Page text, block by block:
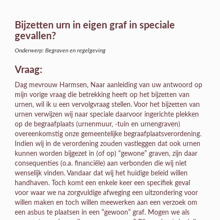
Bijzetten urn in eigen graf in speciale
gevallen?
Onderwerp: Begraven en regelgeving
Vraag:
Dag mevrouw Harmsen, Naar aanleiding van uw antwoord op
mijn vorige vraag die betrekking heeft op het bijzetten van
urnen, wil ik u een vervolgvraag stellen. Voor het bijzetten van
urnen verwijzen wij naar speciale daarvoor ingerichte plekken
op de begraafplaats (urnenmuur, -tuin en urnengraven)
overeenkomstig onze gemeentelijke begraafplaatsverordening.
Indien wij in de verordening zouden vastleggen dat ook urnen
kunnen worden bijgezet in (of op) “gewone” graven, zijn daar
consequenties (o.a. financiële) aan verbonden die wij niet
wenselijk vinden. Vandaar dat wij het huidige beleid willen
handhaven. Toch komt een enkele keer een specifiek geval
voor waar we na zorgvuldige afweging een uitzondering voor
willen maken en toch willen meewerken aan een verzoek om
een asbus te plaatsen in een “gewoon” graf. Mogen we als